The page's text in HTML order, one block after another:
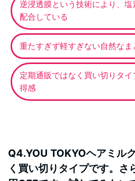
逆浸透膜という技術により、
配合している
重たすぎず軽すぎない自然なま
定期通販ではなく買い切りタ
得感
Q4.YOU TOKYOヘアミル
く買い切りタイプです。